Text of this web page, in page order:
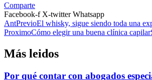
Comparte
Facebook-f X-twitter Whatsapp
AntPrevioEl whisky, sigue siendo toda una
ProximoCómo elegir una buena clínica capilar
Más leidos
Por qué contar con abogados